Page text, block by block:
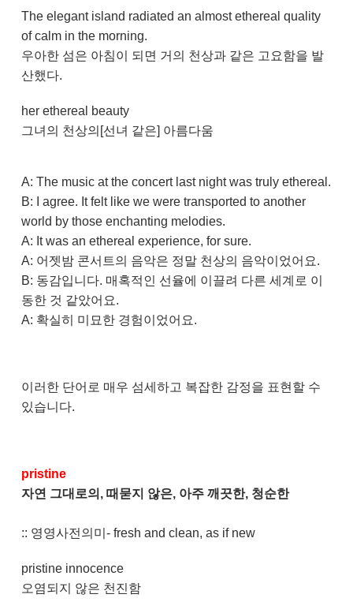
The elegant island radiated an almost ethereal quality
of calm in the morning.
우아한 섬은 아침이 되면 거의 천상과 같은 고요함을 발
산했다.
her ethereal beauty
그녀의 천상의[선녀 같은] 아름다움
A: The music at the concert last night was truly ethereal.
B: I agree. It felt like we were transported to another
world by those enchanting melodies.
A: It was an ethereal experience, for sure.
A: 어젯밤 콘서트의 음악은 정말 천상의 음악이었어요.
B: 동감입니다. 매혹적인 선율에 이끌려 다른 세계로 이
동한 것 같았어요.
A: 확실히 미묘한 경험이었어요.
이러한 단어로 매우 섬세하고 복잡한 감정을 표현할 수
있습니다.
pristine
자연 그대로의, 때묻지 않은, 아주 깨끗한, 청순한
:: 영영사전의미- fresh and clean, as if new
pristine innocence
오염되지 않은 천진함